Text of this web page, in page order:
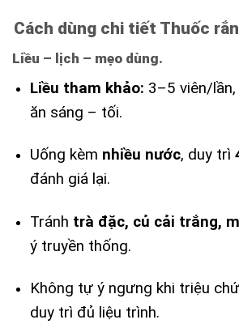
Cách dùng chi tiết Thuốc
Liều – lịch – mẹo dùng.
Liều tham khảo: 3–5 viên/lần,
ăn sáng – tối.
Uống kèm nhiều nước, duy trì
đánh giá lại.
Tránh trà đặc, củ cải trắng,
ý truyền thống.
Không tự ý ngưng khi triệu
duy trì đủ liệu trình.